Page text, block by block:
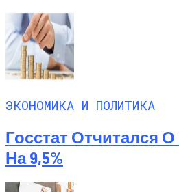
ЭКОНОМИКА И ПОЛИТИКА
Госстат Отчитался
На 9,5%